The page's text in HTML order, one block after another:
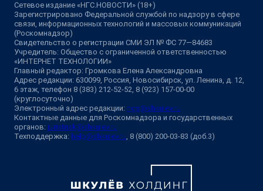
Сетевое издание «НГС.НОВОСТИ» (18+)
Зарегистрировано Федеральной службой по надзору в сфере
связи, информационных технологий и массовых коммуникаций
(Роскомнадзор)
Свидетельство о регистрации СМИ ЭЛ № ФС 77—84683
Учредитель: Общество с ограниченной ответственностью
«ИНТЕРНЕТ ТЕХНОЛОГИИ»
Главный редактор: Громкова Елена Александровна
Адрес редакции: 630099, Россия, Новосибирск, ул. Ленина, д. 12,
6 этаж, телефон 8 (383) 212-52-52, 8 (923) 157-00-00
(круглосуточно)
Электронный адрес редакции: ngs@shkulev.ru
Контактные данные для Роскомнадзора и государственных
органов: juristnsk@shkulev.ru
Техподдержка: help@shkulev.ru, 8 (800) 200-03-83 (доб.3)